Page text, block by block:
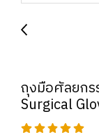
ถุงมือศัลยกร
Surgical